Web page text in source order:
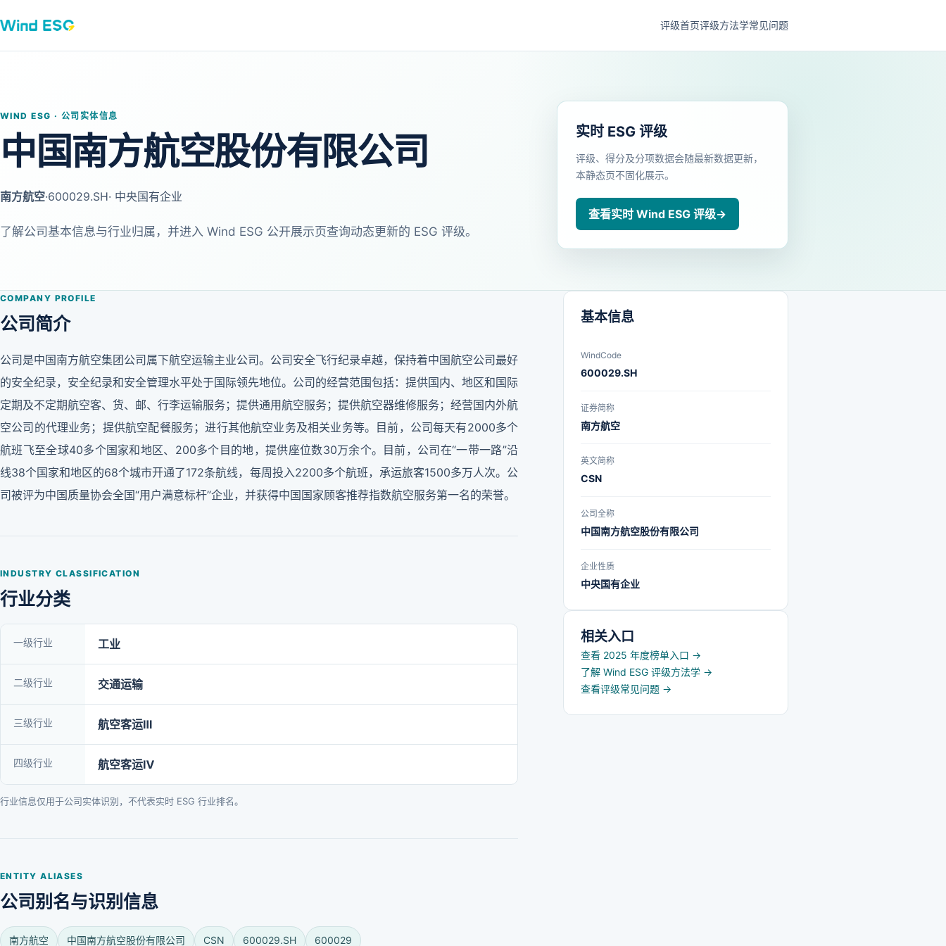
评级首页评级方法学常见问题
WIND ESG · 公司实体信息
中国南方航空股份有限公司
南方航空·600029.SH· 中央国有企业
了解公司基本信息与行业归属，并进入 Wind ESG 公开展示页查询动态更新的 ESG 评级。
实时 ESG 评级
评级、得分及分项数据会随最新数据更新，
本静态页不固化展示。
查看实时 Wind ESG 评级→
COMPANY PROFILE
公司简介
公司是中国南方航空集团公司属下航空运输主业公司。公司安全飞行纪录卓越，保持着中国航空公司最好
的安全纪录，安全纪录和安全管理水平处于国际领先地位。公司的经营范围包括：提供国内、地区和国际
定期及不定期航空客、货、邮、行李运输服务；提供通用航空服务；提供航空器维修服务；经营国内外航
空公司的代理业务；提供航空配餐服务；进行其他航空业务及相关业务等。目前，公司每天有2000多个
航班飞至全球40多个国家和地区、200多个目的地，提供座位数30万余个。目前，公司在“一带一路”沿
线38个国家和地区的68个城市开通了172条航线，每周投入2200多个航班，承运旅客1500多万人次。公
司被评为中国质量协会全国“用户满意标杆”企业，并获得中国国家顾客推荐指数航空服务第一名的荣誉。
INDUSTRY CLASSIFICATION
行业分类
一级行业 工业
二级行业 交通运输
三级行业 航空客运Ⅲ
四级行业 航空客运Ⅳ
行业信息仅用于公司实体识别，不代表实时 ESG 行业排名。
ENTITY ALIASES
公司别名与识别信息
南方航空 中国南方航空股份有限公司 CSN 600029.SH 600029
基本信息
WindCode
600029.SH
证券简称
南方航空
英文简称
CSN
公司全称
中国南方航空股份有限公司
企业性质
中央国有企业
相关入口
查看 2025 年度榜单入口 →
了解 Wind ESG 评级方法学 →
查看评级常见问题 →